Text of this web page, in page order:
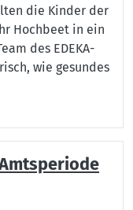
die Kinder der
Hochbeet in ein
des EDEKA-
wie gesundes